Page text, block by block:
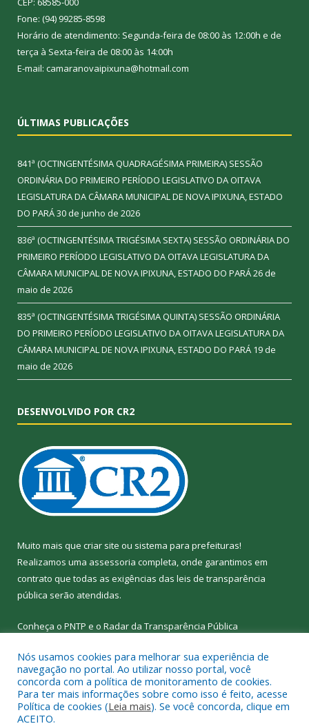
Fone: (94) 99285-8598
Horário de atendimento: Segunda-feira de 08:00 às 12:00h e de
terça à Sexta-feira de 08:00 às 14:00h
E-mail: camaranovaipixuna@hotmail.com
ÚLTIMAS PUBLICAÇÕES
841ª (OCTINGENTÉSIMA QUADRAGÉSIMA PRIMEIRA) SESSÃO
ORDINÁRIA DO PRIMEIRO PERÍODO LEGISLATIVO DA OITAVA
LEGISLATURA DA CÂMARA MUNICIPAL DE NOVA IPIXUNA, ESTADO
DO PARÁ30 de junho de 2026
836ª (OCTINGENTÉSIMA TRIGÉSIMA SEXTA) SESSÃO ORDINÁRIA DO
PRIMEIRO PERÍODO LEGISLATIVO DA OITAVA LEGISLATURA DA
CÂMARA MUNICIPAL DE NOVA IPIXUNA, ESTADO DO PARÁ26 de
maio de 2026
835ª (OCTINGENTÉSIMA TRIGÉSIMA QUINTA) SESSÃO ORDINÁRIA
DO PRIMEIRO PERÍODO LEGISLATIVO DA OITAVA LEGISLATURA DA
CÂMARA MUNICIPAL DE NOVA IPIXUNA, ESTADO DO PARÁ 19 de
maio de 2026
DESENVOLVIDO POR CR2
Muito mais que criar site ou sistema para prefeituras!
Realizamos uma assessoria completa, onde garantimos em
contrato que todas as exigências das leis de transparência
pública serão atendidas.
Conheça o PNTP e o Radar da Transparência Pública
Todos os direitos reservados a Câmara Municipal de Nova
Ipixuna.
Nós usamos cookies para melhorar sua experiência de
navegação no portal. Ao utilizar nosso portal, você
concorda com a política de monitoramento de cookies.
Para ter mais informações sobre como isso é feito, acesse
Política de cookies (Leia mais). Se você concorda, clique em
ACEITO.